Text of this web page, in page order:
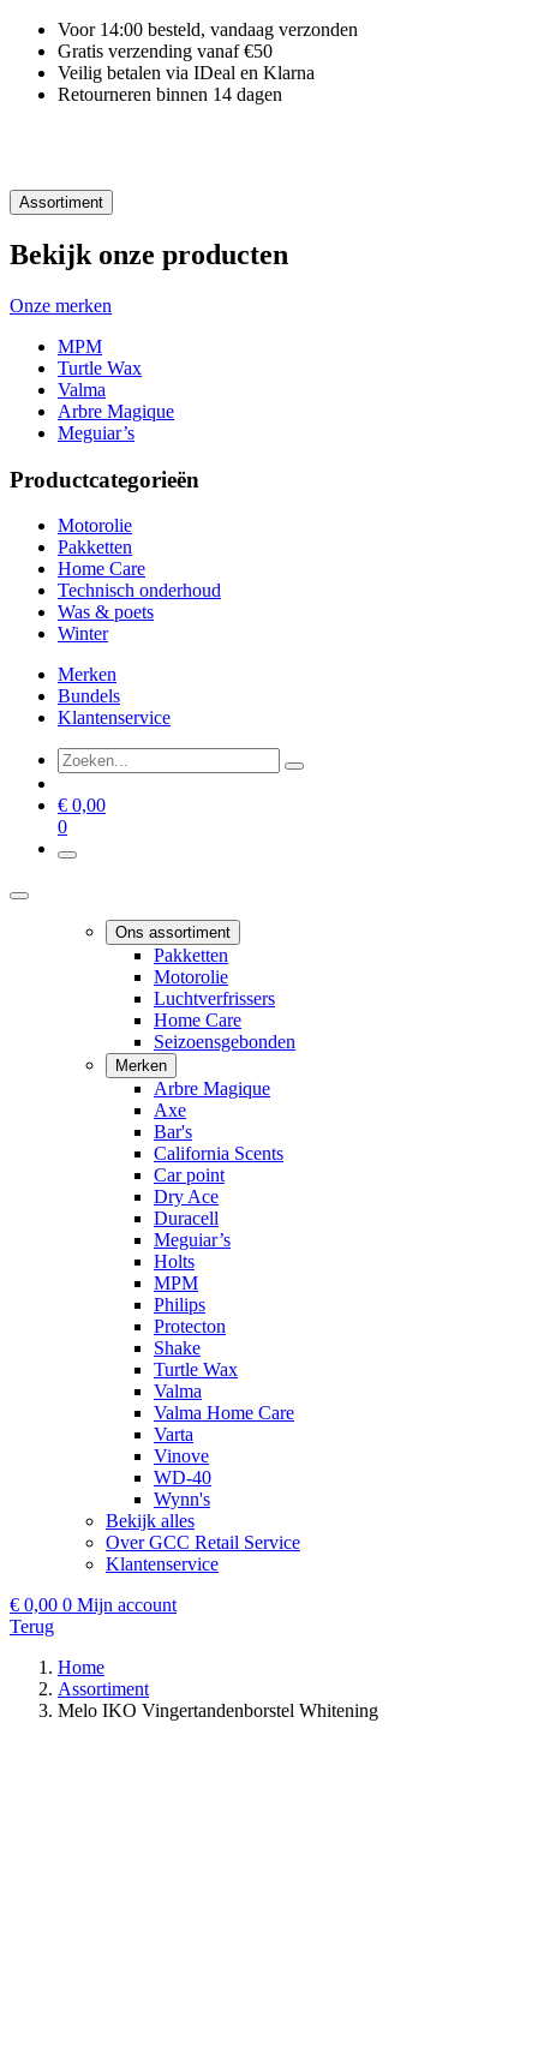
Voor 14:00 besteld, vandaag verzonden
Gratis verzending vanaf €50
Veilig betalen via IDeal en Klarna
Retourneren binnen 14 dagen
Assortiment
Bekijk onze producten
Onze merken
MPM
Turtle Wax
Valma
Arbre Magique
Meguiar’s
Productcategorieën
Motorolie
Pakketten
Home Care
Technisch onderhoud
Was & poets
Winter
Merken
Bundels
Klantenservice
€ 0,00
0
Ons assortiment
Pakketten
Motorolie
Luchtverfrissers
Home Care
Seizoensgebonden
Merken
Arbre Magique
Axe
Bar's
California Scents
Car point
Dry Ace
Duracell
Meguiar’s
Holts
MPM
Philips
Protecton
Shake
Turtle Wax
Valma
Valma Home Care
Varta
Vinove
WD-40
Wynn's
Bekijk alles
Over GCC Retail Service
Klantenservice
€ 0,00 0 Mijn account
Terug
Home
Assortiment
Melo IKO Vingertandenborstel Whitening